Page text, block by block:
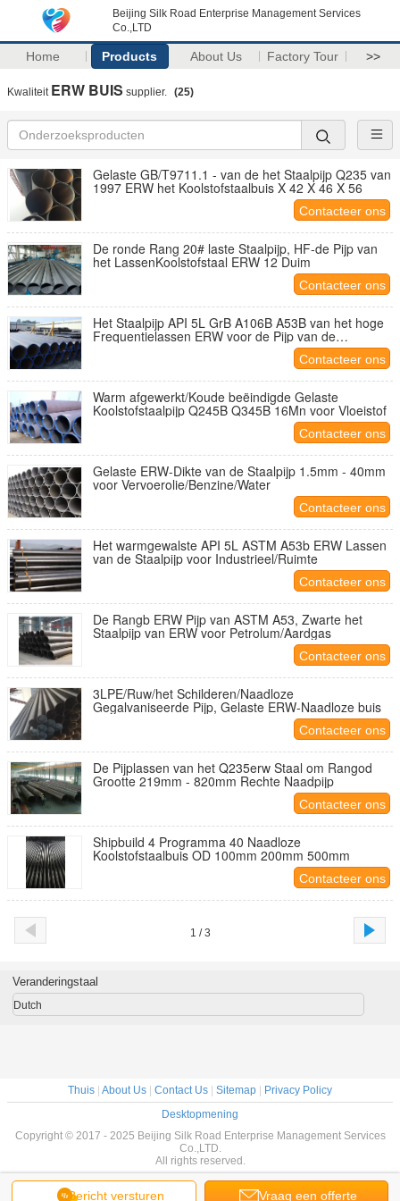
Beijing Silk Road Enterprise Management Services
Co.,LTD
Home Products About Us Factory Tour >>
Kwaliteit ERW BUIS supplier. (25)
Gelaste GB/T9711.1 - van de het Staalpijp Q235 van
1997 ERW het Koolstofstaalbuis X 42 X 46 X 56
Contacteer ons
De ronde Rang 20# laste Staalpijp, HF-de Pijp van
het LassenKoolstofstaal ERW 12 Duim
Contacteer ons
Het Staalpijp API 5L GrB A106B A53B van het hoge
Frequentielassen ERW voor de Pijp van de
Contacteer ons
Warm afgewerkt/Koude beëindigde Gelaste
Koolstofstaalpijp Q245B Q345B 16Mn voor Vloeistof
Contacteer ons
Gelaste ERW-Dikte van de Staalpijp 1.5mm - 40mm
voor Vervoerolie/Benzine/Water
Contacteer ons
Het warmgewalste API 5L ASTM A53b ERW Lassen
van de Staalpijp voor Industrieel/Ruimte
Contacteer ons
De Rangb ERW Pijp van ASTM A53, Zwarte het
Staalpijp van ERW voor Petrolum/Aardgas
Contacteer ons
3LPE/Ruw/het Schilderen/Naadloze
Gegalvaniseerde Pijp, Gelaste ERW-Naadloze buis
Contacteer ons
De Pijplassen van het Q235erw Staal om Rangod
Grootte 219mm - 820mm Rechte Naadpijp
Contacteer ons
Shipbuild 4 Programma 40 Naadloze
Koolstofstaalbuis OD 100mm 200mm 500mm
Contacteer ons
1 / 3
Bericht versturen Vraag een offerte
Veranderingstaal
Dutch
Thuis About Us Contact Us Sitemap
Privacy Policy
Desktopmening
Copyright © 2017 - 2025 Beijing Silk Road Enterprise Management Services
Co.,LTD.
All rights reserved.